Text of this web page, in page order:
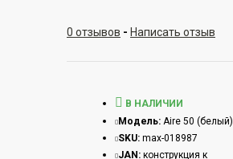
0 отзывов - Написать отзыв
В НАЛИЧИИ
Модель: Aire 50 (белый)
SKU: max-018987
JAN: конструкция к